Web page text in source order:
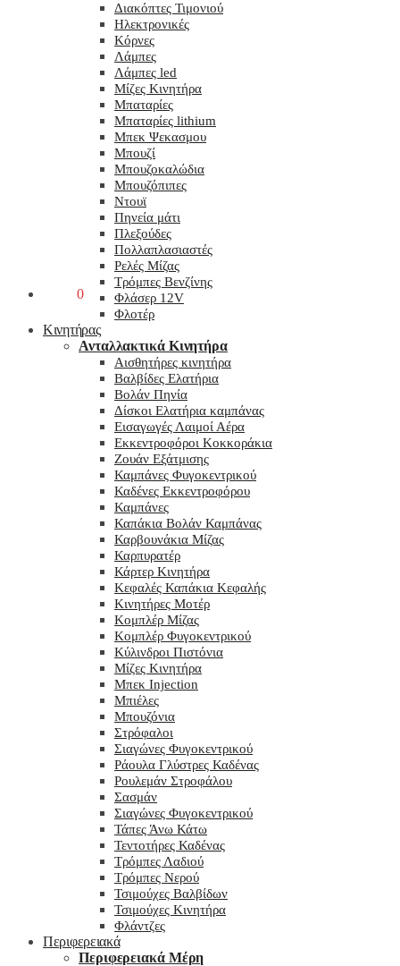
0
Διακόπτες Τιμονιού
Ηλεκτρονικές
Κόρνες
Λάμπες
Λάμπες led
Μίζες Κινητήρα
Μπαταρίες
Μπαταρίες lithium
Μπεκ Ψεκασμου
Μπουζί
Μπουζοκαλώδια
Μπουζόπιπες
Ντουϊ
Πηνεία μάτι
Πλεξούδες
Πολλαπλασιαστές
Ρελές Μίζας
Τρόμπες Βενζίνης
Φλάσερ 12V
Φλοτέρ
Κινητήρας
Ανταλλακτικά Κινητήρα
Αισθητήρες κινητήρα
Βαλβίδες Ελατήρια
Βολάν Πηνία
Δίσκοι Ελατήρια καμπάνας
Εισαγωγές Λαιμοί Αέρα
Εκκεντροφόροι Κοκκοράκια
Ζουάν Εξάτμισης
Καμπάνες Φυγοκεντρικού
Καδένες Εκκεντροφόρου
Καμπάνες
Καπάκια Βολάν Καμπάνας
Καρβουνάκια Μίζας
Καρπυρατέρ
Κάρτερ Κινητήρα
Κεφαλές Καπάκια Κεφαλής
Κινητήρες Μοτέρ
Κομπλέρ Μίζας
Κομπλέρ Φυγοκεντρικού
Κύλινδροι Πιστόνια
Μίζες Κινητήρα
Μπεκ Injection
Μπιέλες
Μπουζόνια
Στρόφαλοι
Σιαγώνες Φυγοκεντρικού
Ράουλα Γλύστρες Καδένας
Ρουλεμάν Στροφάλου
Σασμάν
Σιαγώνες Φυγοκεντρικού
Τάπες Άνω Κάτω
Τεντοτήρες Καδένας
Τρόμπες Λαδιού
Τρόμπες Νερού
Τσιμούχες Βαλβίδων
Τσιμούχες Κινητήρα
Φλάντζες
Περιφερειακά
Περιφερειακά Μέρη